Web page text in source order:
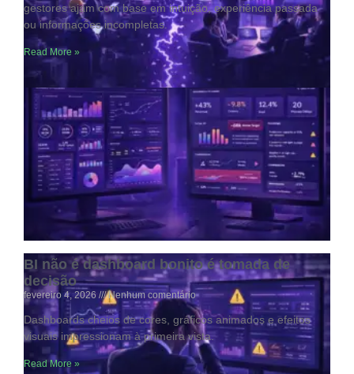
O abismo entre o chão de fábrica e a
diretoria
fevereiro 4, 2026 Nenhum comentário
Esse distanciamento acontece quando a informação que sai
da operação não chega à gestão de forma estruturada
Read More »
gestores ajam com base em intuição, experiência passada
ou informações incompletas.
Read More »
BI não é dashboard bonito é tomada de
decisão
fevereiro 4, 2026 Nenhum comentário
Dashboards cheios de cores, gráficos animados e efeitos
visuais impressionam à primeira vista.
Read More »